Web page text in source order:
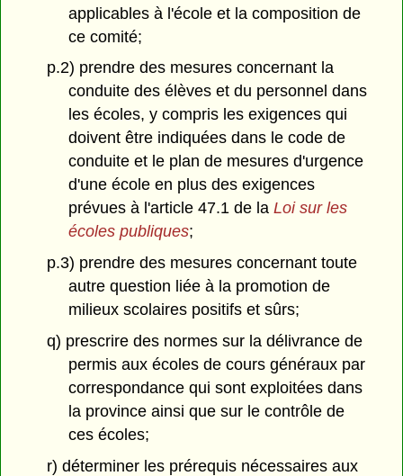
applicables à l'école et la composition de
ce comité;
p.2) prendre des mesures concernant la
conduite des élèves et du personnel dans
les écoles, y compris les exigences qui
doivent être indiquées dans le code de
conduite et le plan de mesures d'urgence
d'une école en plus des exigences
prévues à l'article 47.1 de laLoi sur les
écoles publiques;
p.3) prendre des mesures concernant toute
autre question liée à la promotion de
milieux scolaires positifs et sûrs;
q) prescrire des normes sur la délivrance de
permis aux écoles de cours généraux par
correspondance qui sont exploitées dans
la province ainsi que sur le contrôle de
ces écoles;
r) déterminer les prérequis nécessaires aux